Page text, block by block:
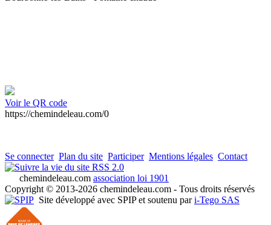
Voir le QR code
https://chemindeleau.com/0
Se connecter Plan du site Participer Mentions légales Contact
RSS 2.0
chemindeleau.com association loi 1901
Copyright © 2013-2026 chemindeleau.com - Tous droits réservés
Site développé avec SPIP et soutenu pari-Tego SAS